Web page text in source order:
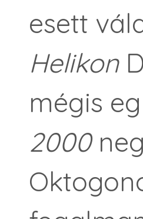
esett
Helikon
mégis
2000